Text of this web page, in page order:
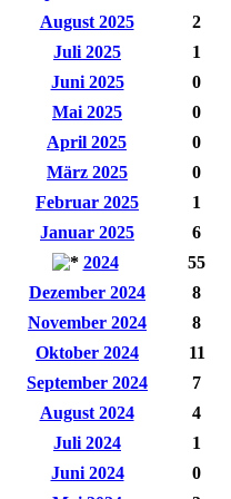
August 2025
2
Juli 2025
1
Juni 2025
0
Mai 2025
0
April 2025
0
März 2025
0
Februar 2025
1
Januar 2025
6
2024
55
Dezember 2024
8
November 2024
8
Oktober 2024
11
September 2024
7
August 2024
4
Juli 2024
1
Juni 2024
0